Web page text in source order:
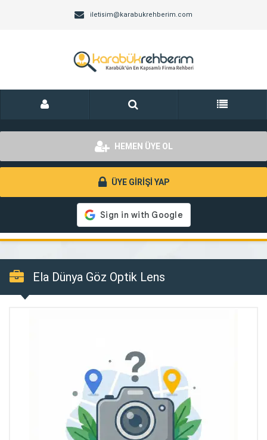
iletisim@karabukrehberim.com
HEMEN ÜYE OL
ÜYE GİRİŞİ YAP
Ela Dünya Göz Optik Lens